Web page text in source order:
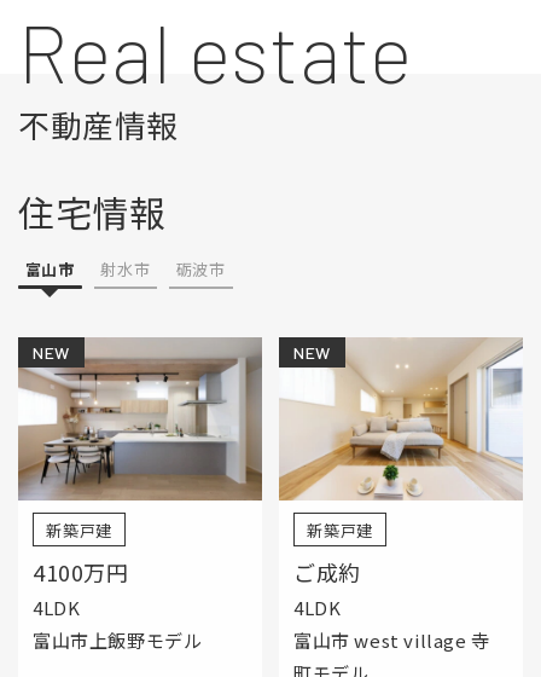
Real estate
不動産情報
住宅情報
富山市 射水市 砺波市
NEW
新築戸建
4100万円
4LDK
富山市上飯野モデル
NEW
新築戸建
ご成約
4LDK
富山市 west village 寺